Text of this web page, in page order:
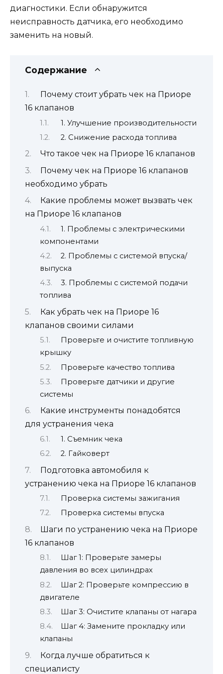
диагностики. Если обнаружится
неисправность датчика, его необходимо
заменить на новый.
Содержание
Почему стоит убрать чек на Приоре
16 клапанов
1. Улучшение производительности
2. Снижение расхода топлива
Что такое чек на Приоре 16 клапанов
Почему чек на Приоре 16 клапанов
необходимо убрать
Какие проблемы может вызвать чек
на Приоре 16 клапанов
1. Проблемы с электрическими
компонентами
2. Проблемы с системой впуска/
выпуска
3. Проблемы с системой подачи
топлива
Как убрать чек на Приоре 16
клапанов своими силами
Проверьте и очистите топливную
крышку
Проверьте качество топлива
Проверьте датчики и другие
системы
Какие инструменты понадобятся
для устранения чека
1. Съемник чека
2. Гайковерт
Подготовка автомобиля к
устранению чека на Приоре 16 клапанов
Проверка системы зажигания
Проверка системы впуска
Шаги по устранению чека на Приоре
16 клапанов
Шаг 1: Проверьте замеры
давления во всех цилиндрах
Шаг 2: Проверьте компрессию в
двигателе
Шаг 3: Очистите клапаны от нагара
Шаг 4: Замените прокладку или
клапаны
Когда лучше обратиться к
специалисту